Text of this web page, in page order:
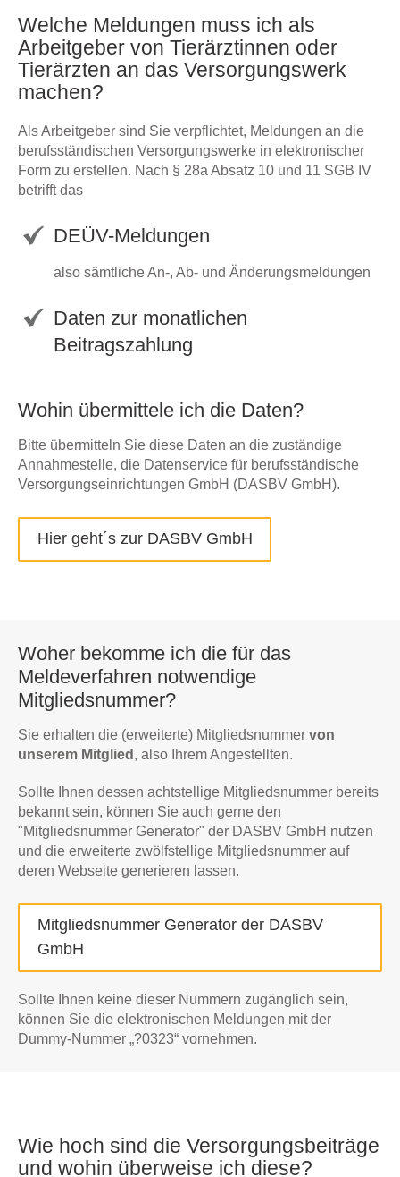
Welche Meldungen muss ich als
Arbeitgeber von Tierärztinnen oder
Tierärzten an das Versorgungswerk
machen?
Als Arbeitgeber sind Sie verpflichtet, Meldungen an die
berufsständischen Versorgungswerke in elektronischer
Form zu erstellen. Nach § 28a Absatz 10 und 11 SGB IV
betrifft das
DEÜV-Meldungen
also sämtliche An-, Ab- und Änderungsmeldungen
Daten zur monatlichen
Beitragszahlung
Wohin übermittele ich die Daten?
Bitte übermitteln Sie diese Daten an die zuständige
Annahmestelle, die Datenservice für berufsständische
Versorgungseinrichtungen GmbH (DASBV GmbH).
Hier geht´s zur DASBV GmbH
Woher bekomme ich die für das
Meldeverfahren notwendige
Mitgliedsnummer?
Sie erhalten die (erweiterte) Mitgliedsnummer von
unserem Mitglied , also Ihrem Angestellten.
Sollte Ihnen dessen achtstellige Mitgliedsnummer bereits
bekannt sein, können Sie auch gerne den
"Mitgliedsnummer Generator" der DASBV GmbH nutzen
und die erweiterte zwölfstellige Mitgliedsnummer auf
deren Webseite generieren lassen.
Mitgliedsnummer Generator der DASBV
GmbH
Sollte Ihnen keine dieser Nummern zugänglich sein,
können Sie die elektronischen Meldungen mit der
Dummy-Nummer „?0323“ vornehmen.
Wie hoch sind die Versorgungsbeiträge
und wohin überweise ich diese?